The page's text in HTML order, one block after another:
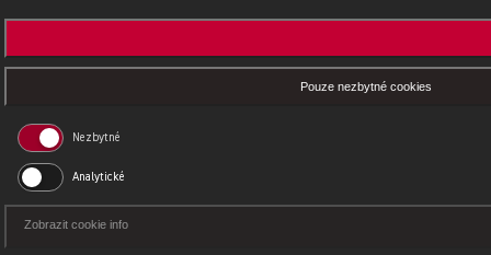
Pouze nezbytné cookies
Nezbytné
Analytické
Zobrazit cookie info